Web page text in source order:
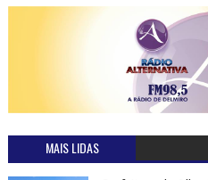
Sob forte
na manhã desta